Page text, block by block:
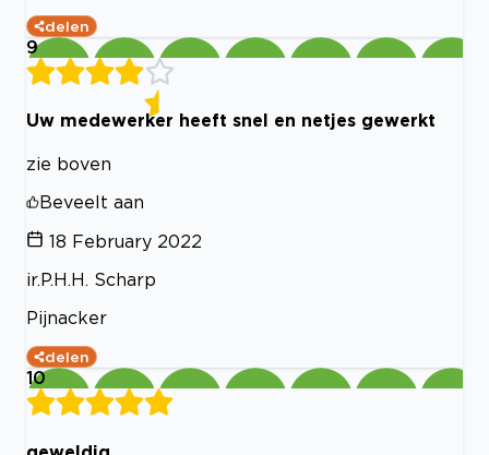
delen
9
Uw medewerker heeft snel en netjes gewerkt
zie boven
Beveelt aan
18 February 2022
ir.P.H.H. Scharp
Pijnacker
delen
10